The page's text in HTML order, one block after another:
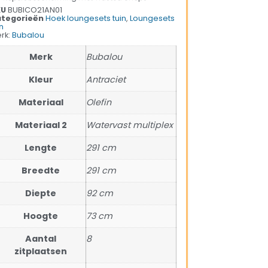
BUBICO21AN01
Hoek loungesets tuin, Loungesets
Bubalou
Merk
Bubalou
Kleur
Antraciet
Materiaal
Olefin
Materiaal 2
Watervast multiplex
Lengte
291 cm
Breedte
291 cm
Diepte
92 cm
Hoogte
73 cm
Aantal
zitplaatsen
8